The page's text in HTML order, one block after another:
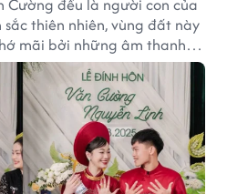
Cường đều là người con của
sắc thiên nhiên, vùng đất này
mãi bởi những âm thanh
tạo nên nét cuốn hút riêng